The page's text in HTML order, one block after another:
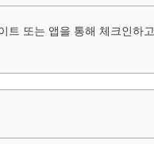
트 또는 앱을 통해 체크인하고